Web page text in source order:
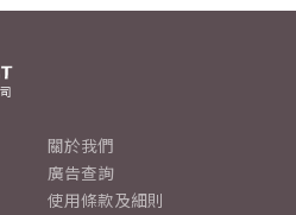
關於我們
廣告查詢
使用條款及細則